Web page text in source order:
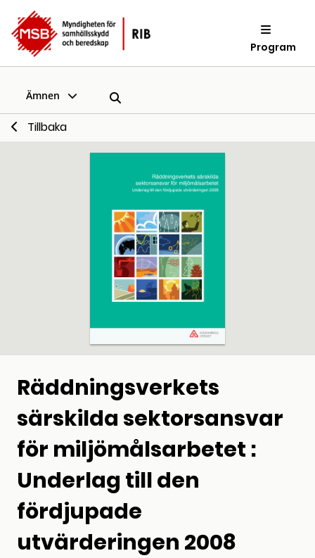
Program
Ämnen
Tillbaka
Räddningsverkets
särskilda sektorsansvar
för miljömålsarbetet :
Underlag till den
fördjupade
utvärderingen 2008